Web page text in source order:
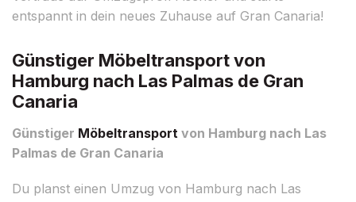
entspannt in dein neues Zuhause auf Gran Canaria!
Günstiger Möbeltransport von
Hamburg nach Las Palmas de Gran
Canaria
Günstiger Möbeltransport von Hamburg nach Las
Palmas de Gran Canaria
Du planst einen Umzug von Hamburg nach Las